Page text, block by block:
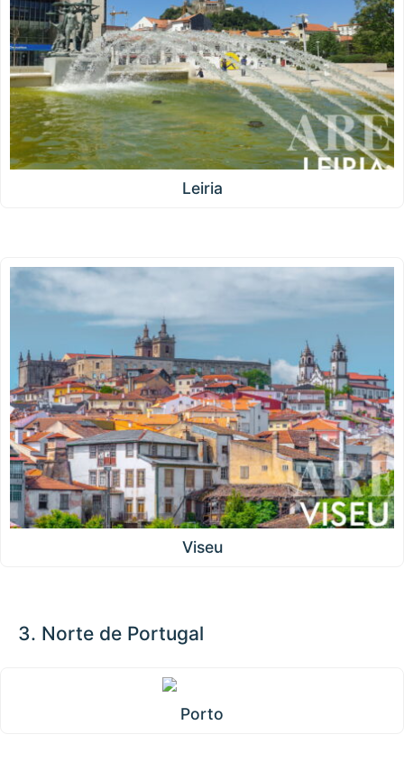
Leiria
Viseu
3. Norte de Portugal
Porto